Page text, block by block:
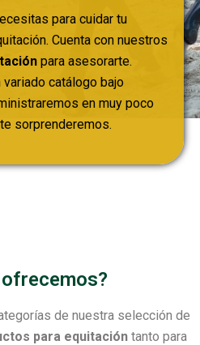
para cuidar tu
Cuenta con nuestros
para asesorarte.
catálogo bajo
en muy poco
sorprenderemos.
de nuestra selección de
para equitacióntanto para